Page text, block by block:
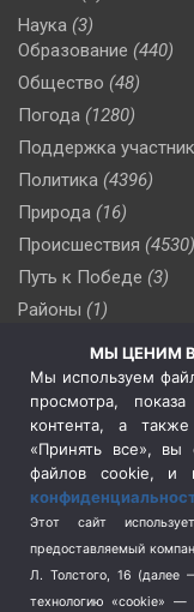
Наука (3)
Образование (440)
Общество (48)
Погода (1280)
Поддержка
Политика (4396)
Природа (16)
Происшествия (4530)
Путь к Победе (3)
Районы (1)
(510)
Сельское хозяйство
Социальная политика
Спецоперация в
Спецоперация на
Спорт (740)
Терроризм (1)
Транспорт (262)
МЫ ЦЕНИМ
Мы используем
просмотра,
контента, а
«Принять все», вы
файлов cookie, и
Этот сайт
предоставляемый
Л. Толстого, 16 (далее
технологию «cookie» —